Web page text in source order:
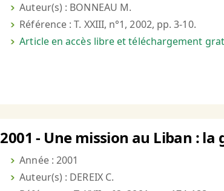
Auteur(s) : BONNEAU M.
Référence : T. XXIII, n°1, 2002, pp. 3-10.
Article en accès libre et téléchargement
2001 - Une mission au Liban :
Année : 2001
Auteur(s) : DEREIX C.